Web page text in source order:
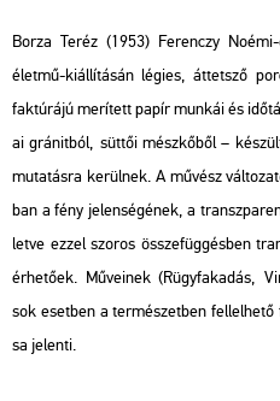
Borza Teréz (1953) Fe­ren­czy
élet­mű-ki­ál­lí­tá­sán lé­gi­es, át­tet­sző
fak­tú­rá­jú me­rí­tett papír mun­kái és
ai grá­nit­ból, süt­tői mész­kő­ből –
mu­ta­tás­ra ke­rül­nek. A mű­vész
ban a fény je­len­sé­gé­nek, a
let­ve ezzel szo­ros össze­füg­gés­ben
ér­he­tő­ek. Mű­ve­i­nek (Rügy­fa­ka­dás,
sok eset­ben a ter­mé­szet­ben
sa je­len­ti.